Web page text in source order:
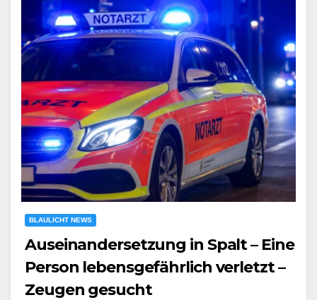
BLAULICHT NEWS
Auseinandersetzung in Spalt – Eine
Person lebensgefährlich verletzt –
Zeugen gesucht